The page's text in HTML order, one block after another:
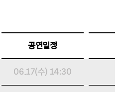
공연일정
06.17(수) 14:30